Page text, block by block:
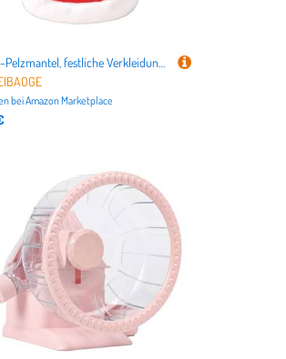
Hunde-Pelzmantel, festliche Verkleidung für Frühling, Festival, dicker Mantel, Hundebekleidung, Pullover, Winter-Hunde-Pyjama
beiAmazon Marketplace